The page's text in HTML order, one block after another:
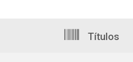
Títulos